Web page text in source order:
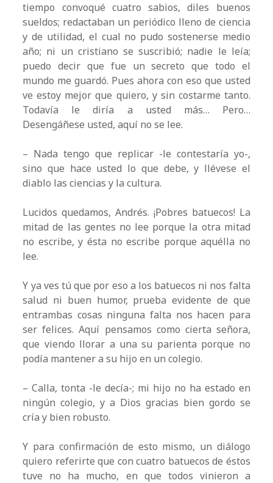
tiempo convoqué cuatro sabios, diles buenos
sueldos; redactaban un periódico lleno de ciencia
y de utilidad, el cual no pudo sostenerse medio
año; ni un cristiano se suscribió; nadie le leía;
puedo decir que fue un secreto que todo el
mundo me guardó. Pues ahora con eso que usted
ve estoy mejor que quiero, y sin costarme tanto.
Todavía le diría a usted más… Pero…
Desengáñese usted, aquí no se lee.
– Nada tengo que replicar -le contestaría yo-,
sino que hace usted lo que debe, y llévese el
diablo las ciencias y la cultura.
Lucidos quedamos, Andrés. ¡Pobres batuecos! La
mitad de las gentes no lee porque la otra mitad
no escribe, y ésta no escribe porque aquélla no
lee.
Y ya ves tú que por eso a los batuecos ni nos falta
salud ni buen humor, prueba evidente de que
entrambas cosas ninguna falta nos hacen para
ser felices. Aquí pensamos como cierta señora,
que viendo llorar a una su parienta porque no
podía mantener a su hijo en un colegio.
– Calla, tonta -le decía-; mi hijo no ha estado en
ningún colegio, y a Dios gracias bien gordo se
cría y bien robusto.
Y para confirmación de esto mismo, un diálogo
quiero referirte que con cuatro batuecos de éstos
tuve no ha mucho, en que todos vinieron a